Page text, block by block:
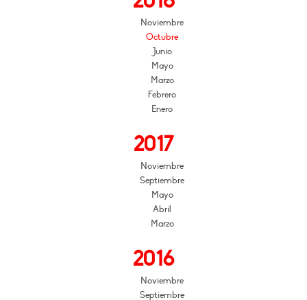
Noviembre
Octubre
Junio
Mayo
Marzo
Febrero
Enero
2017
Noviembre
Septiembre
Mayo
Abril
Marzo
2016
Noviembre
Septiembre